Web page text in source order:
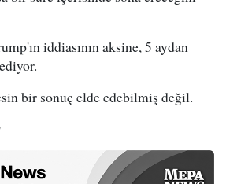
iddiasının aksine, 5 aydan
bir sonuç elde edebilmiş değil.